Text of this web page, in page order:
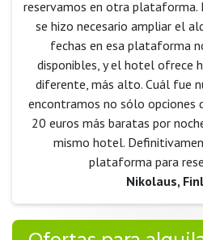
reservamos en otra plataforma.
se hizo necesario ampliar el
fechas en esa plataforma
disponibles, y el hotel ofrece
diferente, más alto. Cuál fue
encontramos no sólo opciones
20 euros más baratas por
mismo hotel.
plataforma para
Nikolaus,